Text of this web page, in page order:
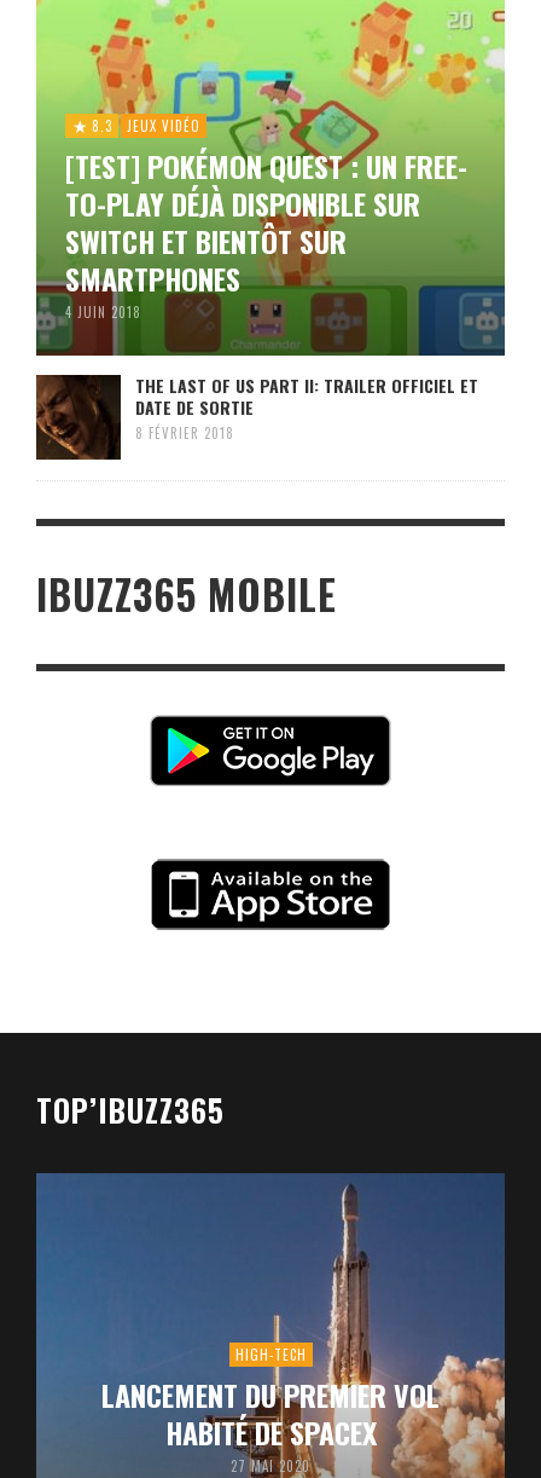
8.3 JEUX VIDÉO
[TEST] POKÉMON QUEST : UN FREE-
TO-PLAY DÉJÀ DISPONIBLE SUR
SWITCH ET BIENTÔT SUR
SMARTPHONES
4 JUIN 2018
THE LAST OF US PART II: TRAILER OFFICIEL ET
DATE DE SORTIE
8 FÉVRIER 2018
IBUZZ365 MOBILE
TOP’IBUZZ365
HIGH-TECH
LANCEMENT DU PREMIER VOL
HABITÉ DE SPACEX
27 MAI 2020